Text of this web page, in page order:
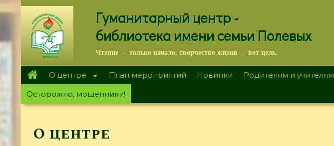
Перейти
к
основному
содержанию
Гуманитарный центр -
библиотека имени семьи Полевых
Чтение — только начало, творчество жизни — вот цель.
О центре План мероприятий Новинки Родителям и учителям
Осторожно, мошенники!
О центре